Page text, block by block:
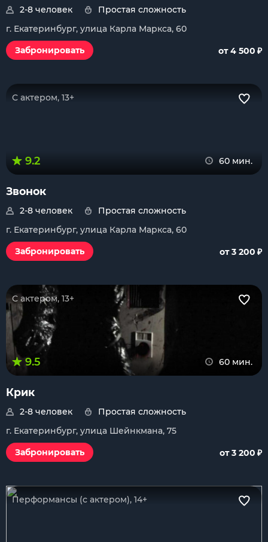
2-8 человек
Простая сложность
г. Екатеринбург, улица Карла Маркса, 60
Забронировать
от 4 500 ₽
С актером, 13+
9.2 60 мин.
Звонок
2-8 человек
Простая сложность
г. Екатеринбург, улица Карла Маркса, 60
Забронировать
от 3 200 ₽
С актером, 13+
9.5 60 мин.
Крик
2-8 человек
Простая сложность
г. Екатеринбург, улица Шейнкмана, 75
Забронировать
от 3 200 ₽
Перформансы (с актером), 14+